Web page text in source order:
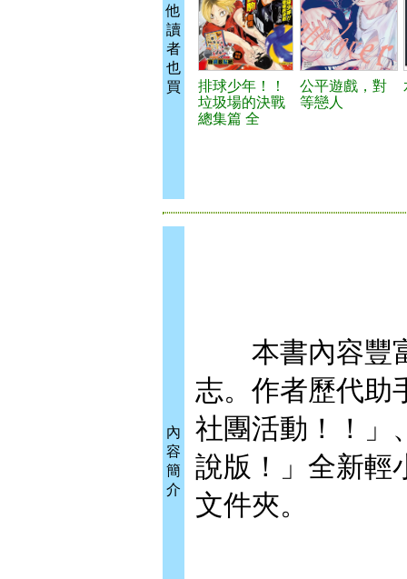
他
讀
者
也
買
排球少年！！
垃圾場的決戰
總集篇 全
公平遊戲，對
等戀人
內
容
簡
介
本書內容豐富
志。作者歷代助
社團活動！！」
說版！」全新輕
文件夾。